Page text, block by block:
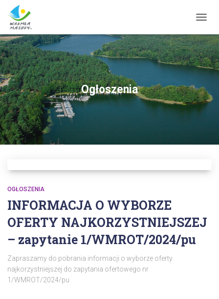
Ogłoszenia
OGŁOSZENIA
INFORMACJA O WYBORZE
OFERTY NAJKORZYSTNIEJSZEJ
– zapytanie 1/WMROT/2024/pu
Zapraszamy do pobrania informacji o wyborze oferty
najkorzystniejszej do zapytania ofertowego nr
1/WMROT/2024/pu